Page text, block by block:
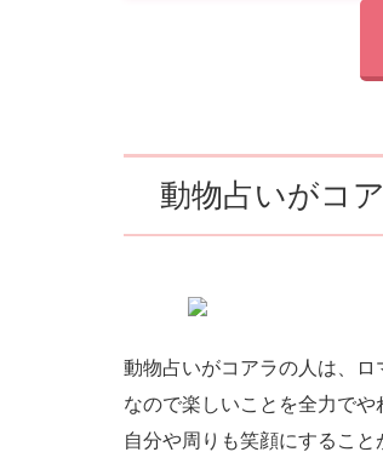
動物占いがコ
動物占いがコアラの人は、
なので楽しいことを全力で
自分や周りも笑顔にすること